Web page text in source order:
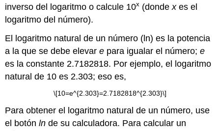
inverso del logaritmo o calcule 10x (dondexes el
logaritmo del número).
El logaritmo natural de un número (ln) es la potencia
a la que se debe elevare para igualar el número;e
es la constante 2.7182818. Por ejemplo, el logaritmo
natural de 10 es 2.303; eso es,
\[10=e^{2.303}=2.7182818^{2.303}\]
Para obtener el logaritmo natural de un número, use
el botónln de su calculadora. Para calcular un